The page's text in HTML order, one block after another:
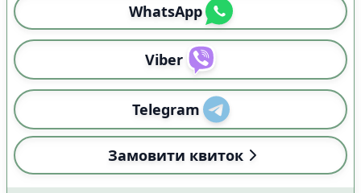
WhatsApp
Viber
Telegram
Замовити квиток